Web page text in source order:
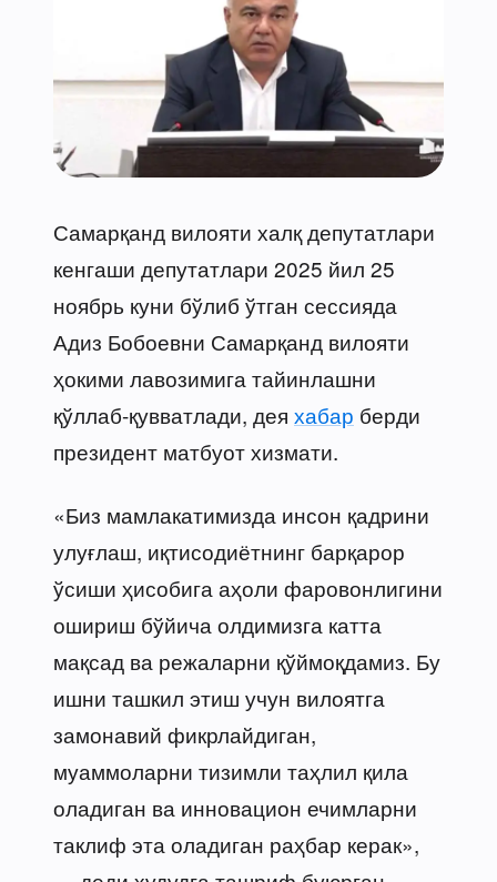
Самарқанд вилояти халқ депутатлари
кенгаши депутатлари 2025 йил 25
ноябрь куни бўлиб ўтган сессияда
Адиз Бобоевни Самарқанд вилояти
ҳокими лавозимига тайинлашни
қўллаб-қувватлади, дея хабар берди
президент матбуот хизмати.
«Биз мамлакатимизда инсон қадрини
улуғлаш, иқтисодиётнинг барқарор
ўсиши ҳисобига аҳоли фаровонлигини
ошириш бўйича олдимизга катта
мақсад ва режаларни қўймоқдамиз. Бу
ишни ташкил этиш учун вилоятга
замонавий фикрлайдиган,
муаммоларни тизимли таҳлил қила
оладиган ва инновацион ечимларни
таклиф эта оладиган раҳбар керак»,